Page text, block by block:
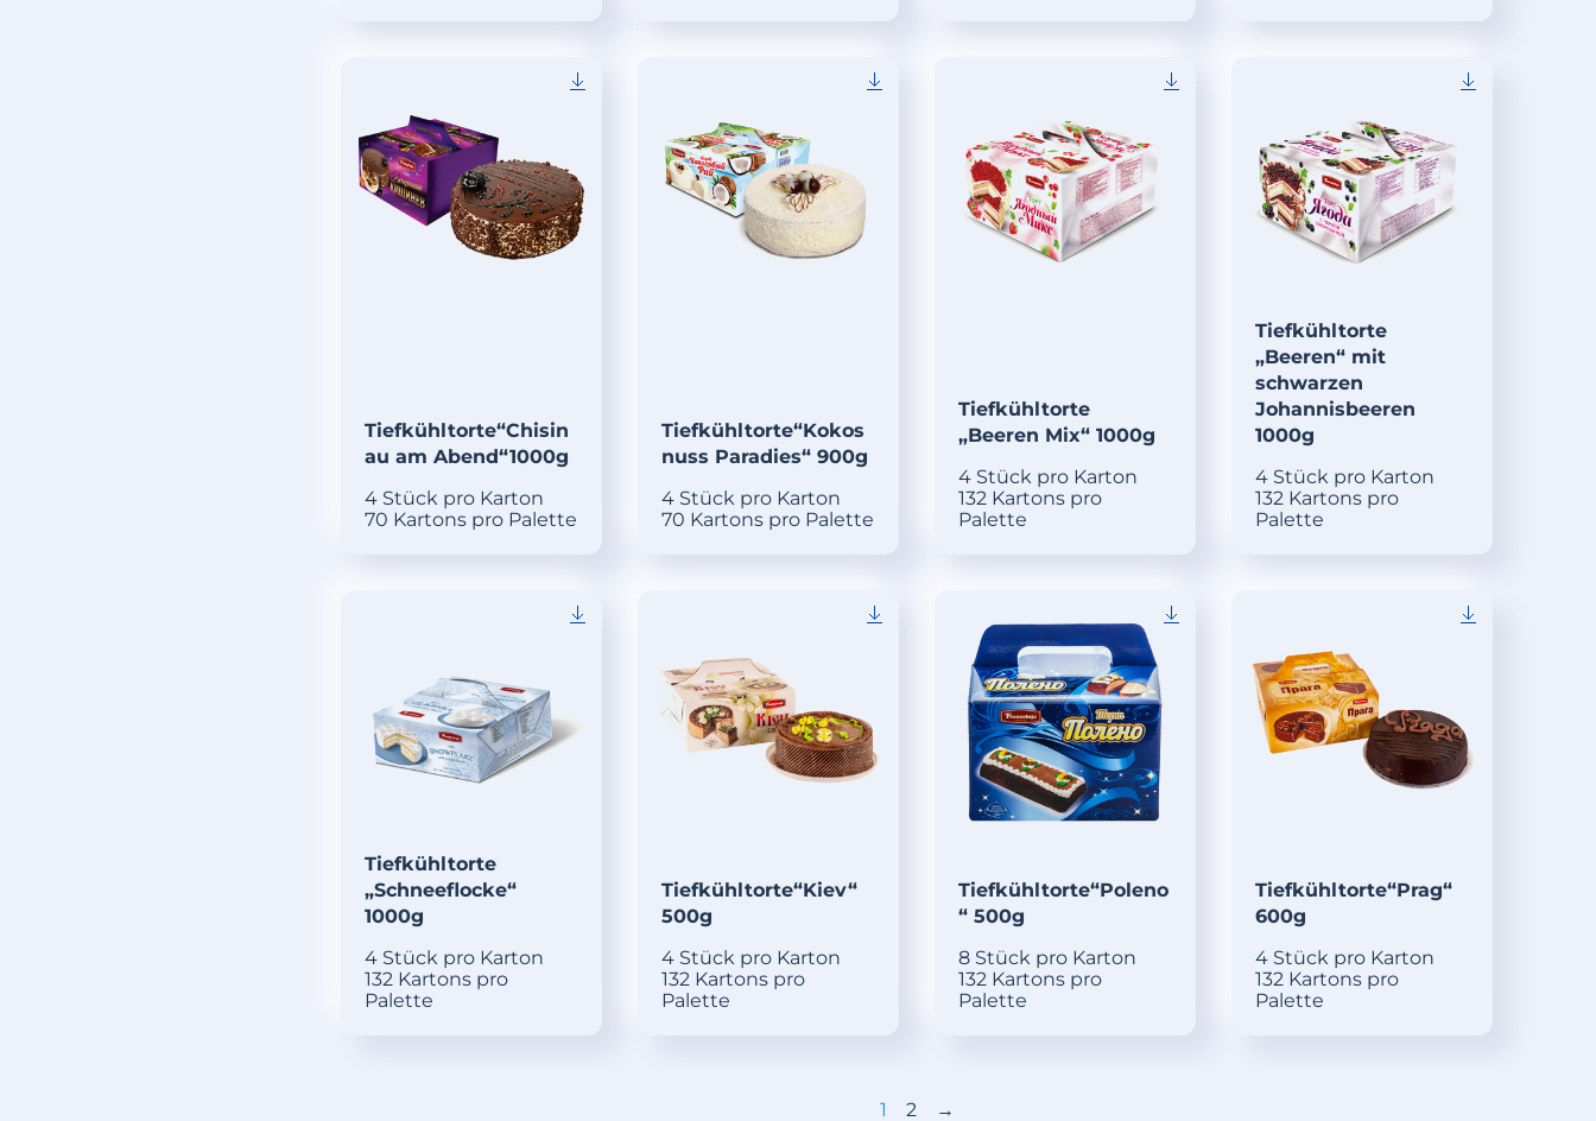
Tiefkühltorte“Chisin
au am Abend“1000g
4 Stück pro Karton
70 Kartons pro Palette
Tiefkühltorte“Kokos
nuss Paradies“ 900g
4 Stück pro Karton
70 Kartons pro Palette
Tiefkühltorte
„Beeren Mix“ 1000g
4 Stück pro Karton
132 Kartons pro
Palette
Tiefkühltorte
„Beeren“ mit
schwarzen
Johannisbeeren
1000g
4 Stück pro Karton
132 Kartons pro
Palette
Tiefkühltorte
„Schneeflocke“
1000g
4 Stück pro Karton
132 Kartons pro
Palette
Tiefkühltorte“Kiev“
500g
4 Stück pro Karton
132 Kartons pro
Palette
Tiefkühltorte“Poleno
“ 500g
8 Stück pro Karton
132 Kartons pro
Palette
Tiefkühltorte“Prag“
600g
4 Stück pro Karton
132 Kartons pro
Palette
1 2 →